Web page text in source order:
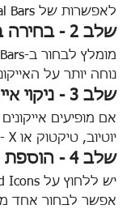
לאפשרות של Social Bars או Share Buttons.
שלב 2 - בחירה ב-Social Bars
נוחה יותר על
שלב 3 - ניקוי אייקונים לא רלוונטיים
אם מופיעים
יוטיוב, טיקטוק או X - אפשר למחוק את מה שלא רלוונטי.
שלב 4 - הוספת אייקון WhatsApp
אפשר לבחור אחד